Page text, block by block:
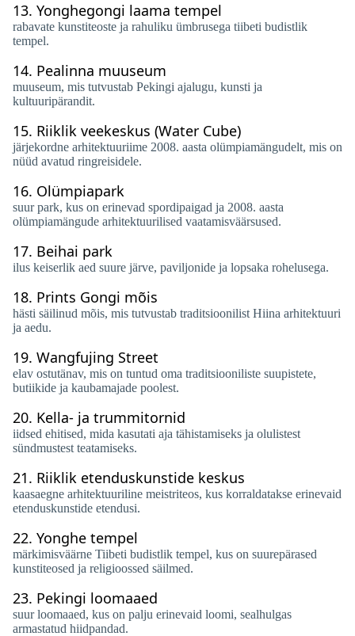
13. Yonghegongi laama tempel
rabavate kunstiteoste ja rahuliku ümbrusega tiibeti budistlik
tempel.
14. Pealinna muuseum
muuseum, mis tutvustab Pekingi ajalugu, kunsti ja
kultuuripärandit.
15. Riiklik veekeskus (Water Cube)
järjekordne arhitektuuriime 2008. aasta olümpiamängudelt, mis on
nüüd avatud ringreisidele.
16. Olümpiapark
suur park, kus on erinevad spordipaigad ja 2008. aasta
olümpiamängude arhitektuurilised vaatamisväärsused.
17. Beihai park
ilus keiserlik aed suure järve, paviljonide ja lopsaka rohelusega.
18. Prints Gongi mõis
hästi säilinud mõis, mis tutvustab traditsioonilist Hiina arhitektuuri
ja aedu.
19. Wangfujing Street
elav ostutänav, mis on tuntud oma traditsiooniliste suupistete,
butiikide ja kaubamajade poolest.
20. Kella- ja trummitornid
iidsed ehitised, mida kasutati aja tähistamiseks ja olulistest
sündmustest teatamiseks.
21. Riiklik etenduskunstide keskus
kaasaegne arhitektuuriline meistriteos, kus korraldatakse erinevaid
etenduskunstide etendusi.
22. Yonghe tempel
märkimisväärne Tiibeti budistlik tempel, kus on suurepärased
kunstiteosed ja religioossed säilmed.
23. Pekingi loomaaed
suur loomaaed, kus on palju erinevaid loomi, sealhulgas
armastatud hiidpandad.